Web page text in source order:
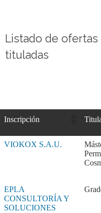
Listado de ofertas
tituladas